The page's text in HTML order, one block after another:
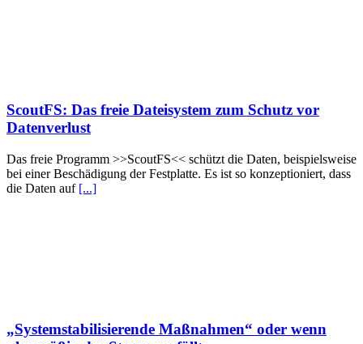
ScoutFS: Das freie Dateisystem zum Schutz vor
Datenverlust
Das freie Programm >>ScoutFS<< schützt die Daten, beispielsweise
bei einer Beschädigung der Festplatte. Es ist so konzeptioniert, dass
die Daten auf [...]
„Systemstabilisierende Maßnahmen“ oder wenn